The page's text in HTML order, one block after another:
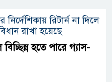
রিটার্ন না দিলে
রাখা হয়েছে
হতে পারে গ্যাস-